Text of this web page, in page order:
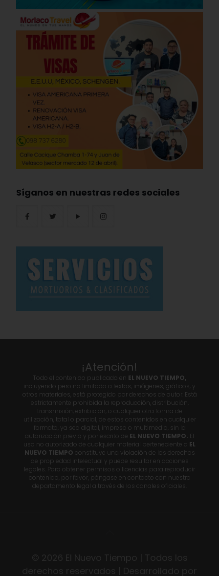
Síganos en nuestras redes sociales
¡Atención!
Todo el contenido publicado en EL NUEVO TIEMPO,
incluyendo pero no limitado a textos, imágenes, gráficos, y
otros materiales, está protegido por derechos de autor. Está
estrictamente prohibida la reproducción, distribución,
transmisión, exhibición, o cualquier otra forma de
utilización, total o parcial, de estos contenidos en cualquier
formato, ya sea digital, impreso o multimedia, sin la
autorización previa y por escrito de EL NUEVO TIEMPO. El
uso no autorizado de cualquier material perteneciente a EL
NUEVO TIEMPO constituye una violación de los derechos
de propiedad intelectual y puede resultar en acciones
legales. Para obtener permisos o licencias para reproducir
contenido, por favor, póngase en contacto con nuestro
departamento legal a través de los canales oficiales.
© 2026 El Nuevo Tiempo | Todos los
derechos reservados | Desarrollado por